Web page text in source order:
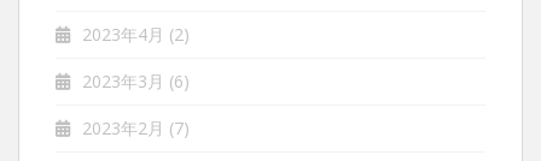
2023年4月 (2)
2023年3月 (6)
2023年2月 (7)